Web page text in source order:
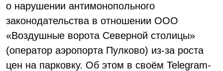
о нарушении антимонопольного
законодательства в отношении ООО
«Воздушные ворота Северной столицы»
(оператор аэропорта Пулково) из-за роста
цен на парковку. Об этом в своём Telegram-